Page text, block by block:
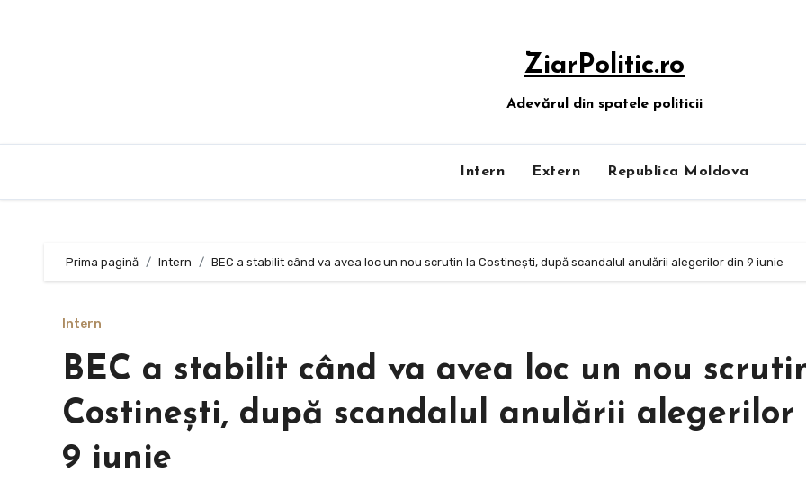
ZiarPolitic.ro
Adevărul din spatele politicii
Intern Extern Republica Moldova
Prima pagină Intern BEC a stabilit când va avea loc un nou scrutin la Costinești, după scandalul anulării alegerilor din 9 iunie
Intern
BEC a stabilit când va avea loc un nou
Costinești, după scandalul anulării alegerilor
9 iunie